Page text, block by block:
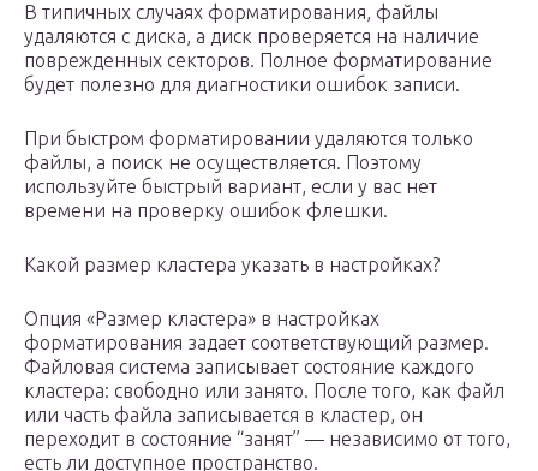
В типичных случаях форматирования, файлы
удаляются с диска, а диск проверяется на наличие
поврежденных секторов. Полное форматирование
будет полезно для диагностики ошибок записи.
При быстром форматировании удаляются только
файлы, а поиск не осуществляется. Поэтому
используйте быстрый вариант, если у вас нет
времени на проверку ошибок флешки.
Какой размер кластера указать в настройках?
Опция «Размер кластера» в настройках
форматирования задает соответствующий размер.
Файловая система записывает состояние каждого
кластера: свободно или занято. После того, как файл
или часть файла записывается в кластер, он
переходит в состояние “занят” — независимо от того,
есть ли доступное пространство.